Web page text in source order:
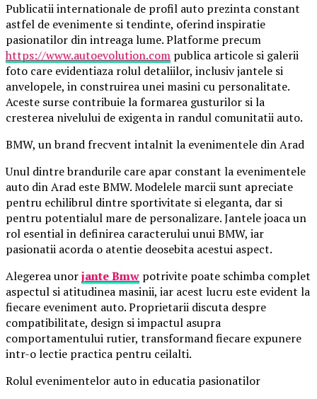
Publicatii internationale de profil auto prezinta constant
astfel de evenimente si tendinte, oferind inspiratie
pasionatilor din intreaga lume. Platforme precum
https://www.autoevolution.com publica articole si galerii
foto care evidentiaza rolul detaliilor, inclusiv jantele si
anvelopele, in construirea unei masini cu personalitate.
Aceste surse contribuie la formarea gusturilor si la
cresterea nivelului de exigenta in randul comunitatii auto.
BMW, un brand frecvent intalnit la evenimentele din Arad
Unul dintre brandurile care apar constant la evenimentele
auto din Arad este BMW. Modelele marcii sunt apreciate
pentru echilibrul dintre sportivitate si eleganta, dar si
pentru potentialul mare de personalizare. Jantele joaca un
rol esential in definirea caracterului unui BMW, iar
pasionatii acorda o atentie deosebita acestui aspect.
Alegerea unorjante Bmw potrivite poate schimba complet
aspectul si atitudinea masinii, iar acest lucru este evident la
fiecare eveniment auto. Proprietarii discuta despre
compatibilitate, design si impactul asupra
comportamentului rutier, transformand fiecare expunere
intr-o lectie practica pentru ceilalti.
Rolul evenimentelor auto in educatia pasionatilor